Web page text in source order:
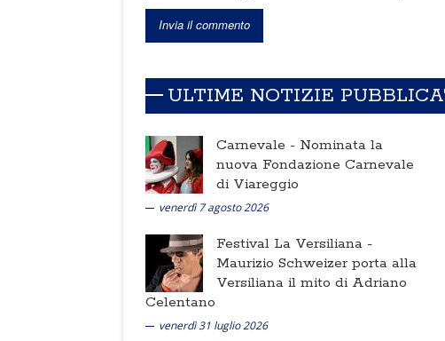
ULTIME NOTIZIE
Carnevale - Nominata la
nuova Fondazione Carnevale
di Viareggio
venerdì 7 agosto 2026
Festival La Versiliana -
Maurizio Schweizer porta alla
Versiliana il mito di Adriano
Celentano
venerdì 31 luglio 2026